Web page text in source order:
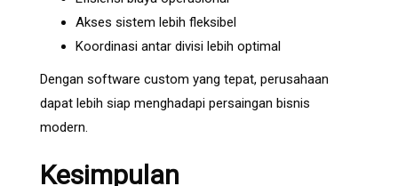
Akses sistem lebih fleksibel
Koordinasi antar divisi lebih optimal
Dengan software custom yang tepat, perusahaan
dapat lebih siap menghadapi persaingan bisnis
modern.
Kesimpulan